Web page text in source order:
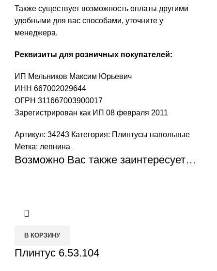
Также существует возможность оплаты другими
удобными для вас способами, уточните у
менеджера.
Реквизиты для розничных покупателей:
ИП Мельников Максим Юрьевич
ИНН 667002029644
ОГРН 311667003900017
Зарегистрирован как ИП 08 февраля 2011
Артикул: 34243 Категория: Плинтусы напольные
Метка: лепнина
Возможно Вас также заинтересует…
В КОРЗИНУ
Плинтус 6.53.104